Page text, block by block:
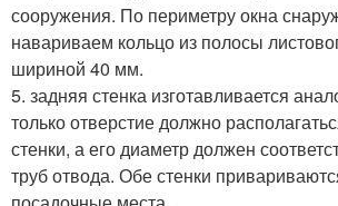
сооружения. По периметру окна
навариваем кольцо из полосы
шириной 40 мм.
5. задняя стенка изготавливается
только отверстие должно
стенки, а его диаметр должен
труб отвода. Обе стенки